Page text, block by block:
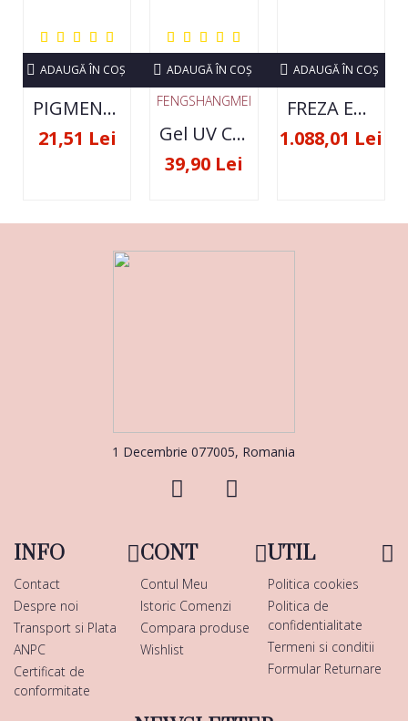
PIGMENT NEON SET 12 CULORI
21,51 Lei
ADAUGĂ ÎN COŞ
FENGSHANGMEI
Gel UV Constructie FSM 50ML - 07
39,90 Lei
ADAUGĂ ÎN COŞ
FREZA ELECTRICA STRONG 210 35000 RPM- ORIGINALA
1.088,01 Lei
ADAUGĂ ÎN COŞ
1 Decembrie 077005, Romania
INFO
Contact
Despre noi
Transport si Plata
ANPC
Certificat de
conformitate
CONT
Contul Meu
Istoric Comenzi
Compara produse
Wishlist
UTIL
Politica cookies
Politica de
confidentialitate
Termeni si conditii
Formular Returnare